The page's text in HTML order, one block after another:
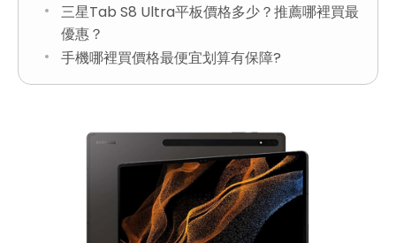
三星Tab S8 Ultra平板價格多少？推薦哪裡買最
優惠？
手機哪裡買價格最便宜划算有保障?